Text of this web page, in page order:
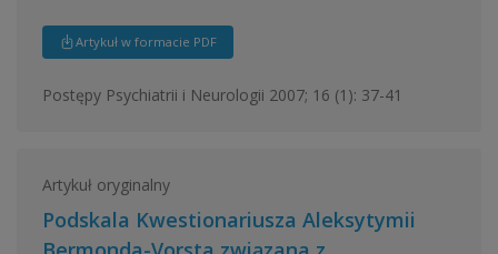
Artykuł w formacie PDF
Postępy Psychiatrii i Neurologii 2007; 16 (1): 37-41
Artykuł oryginalny
Podskala Kwestionariusza Aleksytymii